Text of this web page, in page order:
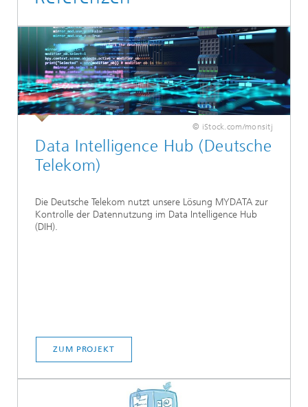
© iStock.com/monsitj
Data Intelligence Hub (Deutsche
Telekom)
Die Deutsche Telekom nutzt unsere Lösung MYDATA zur
Kontrolle der Datennutzung im Data Intelligence Hub
(DIH).
ZUM PROJEKT